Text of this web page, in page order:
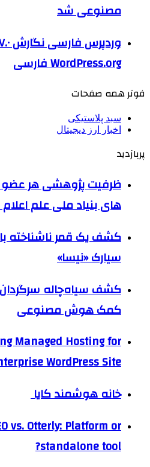
مصنوعی شد
WordPress.org فارسی
فوتر همه صفحات
سبد پلاستیکی
اخبار ارز دیجیتال
پربازدید
ظرفیت پژوهشی هر عضو
های بنیاد ملی علم
کشف یک قمر ناشناخته
سیارک «نیسا»
کشف سیاه‌چاله
کمک هوش مصنوعی
Managed Hosting for
WordPress Site
خانه هوشمند کایا
vs. Otterly: Platform or
standalone tool?